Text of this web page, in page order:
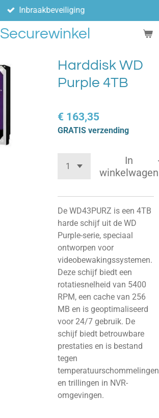
Securewinkel
Inbraakbeveiliging
Harddisk WD
Purple 4TB
€ 163,35
GRATIS verzending
In
winkelwagen
De WD43PURZ is een 4TB
harde schijf uit de WD
Purple-serie, speciaal
ontworpen voor
videobewakingssystemen.
Deze schijf biedt een
rotatiesnelheid van 5400
RPM, een cache van 256
MB en is geoptimaliseerd
voor 24/7 gebruik. De
schijf biedt betrouwbare
prestaties en is bestand
tegen
temperatuurschommelingen
en trillingen in NVR-
omgevingen.